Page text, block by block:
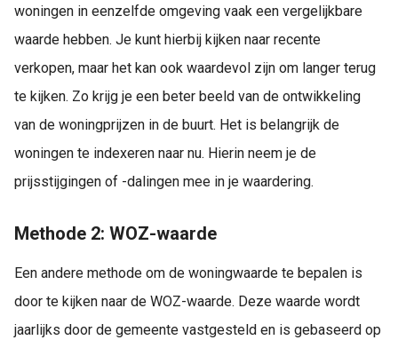
woningen in eenzelfde omgeving vaak een vergelijkbare
waarde hebben. Je kunt hierbij kijken naar recente
verkopen, maar het kan ook waardevol zijn om langer terug
te kijken. Zo krijg je een beter beeld van de ontwikkeling
van de woningprijzen in de buurt. Het is belangrijk de
woningen te indexeren naar nu. Hierin neem je de
prijsstijgingen of -dalingen mee in je waardering.
Methode 2: WOZ-waarde
Een andere methode om de woningwaarde te bepalen is
door te kijken naar de WOZ-waarde. Deze waarde wordt
jaarlijks door de gemeente vastgesteld en is gebaseerd op